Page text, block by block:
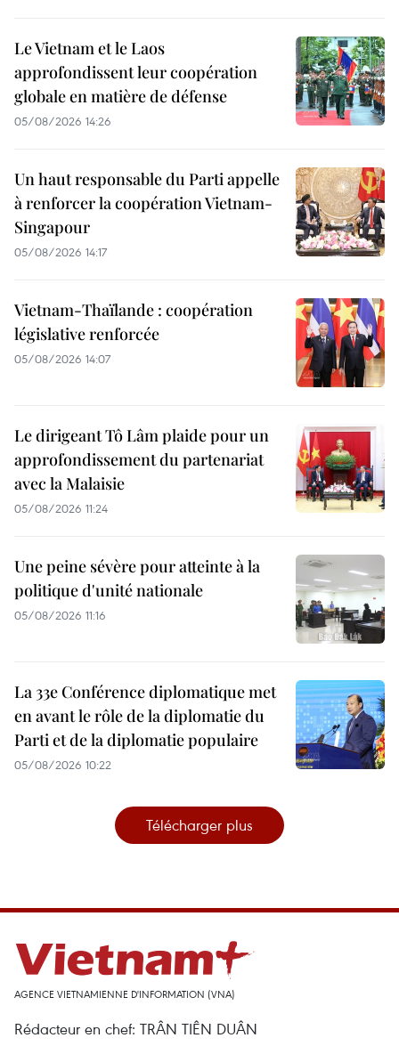
Le Vietnam et le Laos
approfondissent leur coopération
globale en matière de défense
05/08/2026 14:26
Un haut responsable du Parti appelle
à renforcer la coopération Vietnam-
Singapour
05/08/2026 14:17
Vietnam-Thaïlande : coopération
législative renforcée
05/08/2026 14:07
Le dirigeant Tô Lâm plaide pour un
approfondissement du partenariat
avec la Malaisie
05/08/2026 11:24
Une peine sévère pour atteinte à la
politique d'unité nationale
05/08/2026 11:16
La 33e Conférence diplomatique met
en avant le rôle de la diplomatie du
Parti et de la diplomatie populaire
05/08/2026 10:22
Télécharger plus
AGENCE VIETNAMIENNE D'INFORMATION (VNA)
Rédacteur en chef: TRÂN TIÊN DUÂN